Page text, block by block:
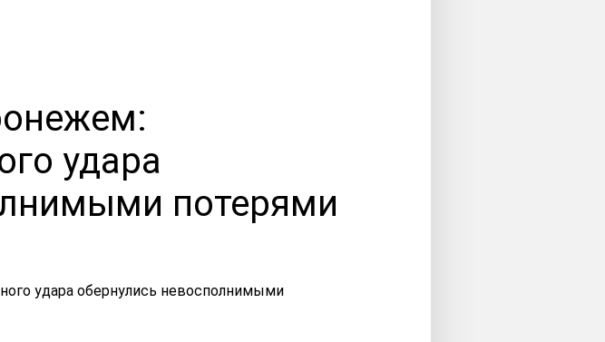
удара
потерями